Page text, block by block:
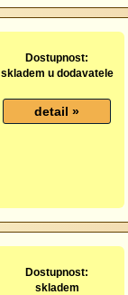
Dostupnost:
skladem u dodavatele
Dostupnost:
skladem